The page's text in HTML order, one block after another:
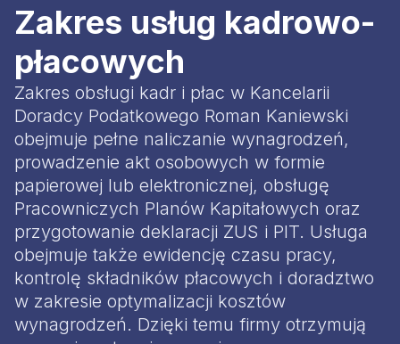
Zakres usług kadrowo-
płacowych
Zakres obsługi kadr i płac w Kancelarii
Doradcy Podatkowego Roman Kaniewski
obejmuje pełne naliczanie wynagrodzeń,
prowadzenie akt osobowych w formie
papierowej lub elektronicznej, obsługę
Pracowniczych Planów Kapitałowych oraz
przygotowanie deklaracji ZUS i PIT. Usługa
obejmuje także ewidencję czasu pracy,
kontrolę składników płacowych i doradztwo
w zakresie optymalizacji kosztów
wynagrodzeń. Dzięki temu firmy otrzymują